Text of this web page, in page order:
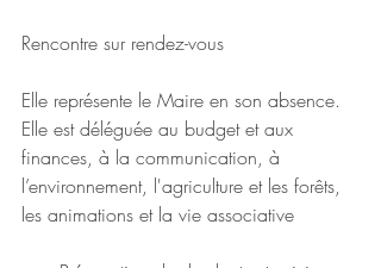
Rencontre sur rendez-vous
Elle représente le Maire en son absence.
Elle est déléguée au budget et aux
finances, à la communication, à
l’environnement, l'agriculture et les forêts,
les animations et la vie associative